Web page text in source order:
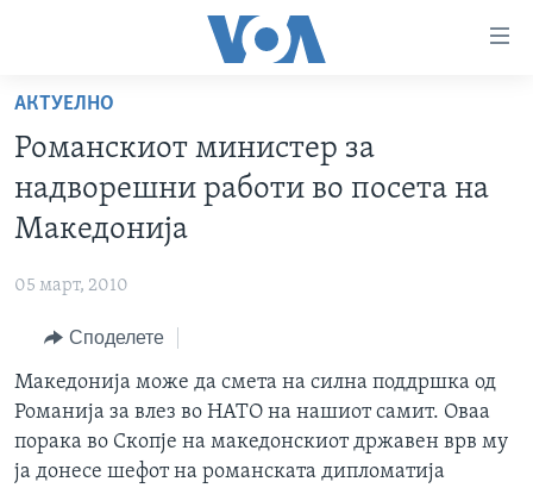
пристапност
Премини
на
главната
содржина
до
навигација
Пребарувај
СВЕТ
ЕКОНОМИЈА
ПОЛИТИКА
ЗДРАВЈЕ
НАУКА
ФОТОГАЛЕРИИ
АРХИВИРАНА ПРОГРАМА
NEWSFLASH - АРХИВА
ВЕСТИ ОД САД ВО МИНУТА - АРХИВА
ИЗБОРИ ВО САД 2020 - АРХИВА
ЗА НАС
Learning English
НАКУСО...
АКТУЕЛНО
Романскиот министер за
надворешни работи во посета на
Македонија
05 март, 2010
Споделете
Македонија може да смета на силна поддршка од
Романија за влез во НАТО на нашиот самит. Оваа
порака во Скопје на македонскиот државен врв му
ја донесе шефот на романската дипломатија